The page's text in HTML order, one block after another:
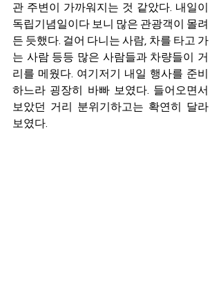
관 주변이 가까워지는 것 같았다. 내일이
독립기념일이다 보니 많은 관광객이 몰려
든 듯했다. 걸어 다니는 사람, 차를 타고 가
는 사람 등등 많은 사람들과 차량들이 거
리를 메웠다. 여기저기 내일 행사를 준비
하느라 굉장히 바빠 보였다. 들어오면서
보았던 거리 분위기하고는 확연히 달라
보였다.